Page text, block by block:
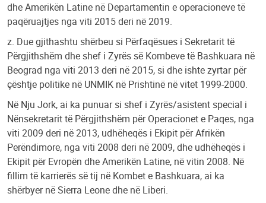
dhe Amerikën Latine në Departamentin e operacioneve të
paqëruajtjes nga viti 2015 deri në 2019.
z. Due gjithashtu shërbeu si Përfaqësues i Sekretarit të
Përgjithshëm dhe shef i Zyrës së Kombeve të Bashkuara në
Beograd nga viti 2013 deri në 2015, si dhe ishte zyrtar për
çështje politike në UNMIK në Prishtinë në vitet 1999-2000.
Në Nju Jork, ai ka punuar si shef i Zyrës/asistent special i
Nënsekretarit të Përgjithshëm për Operacionet e Paqes, nga
viti 2009 deri në 2013, udhëheqës i Ekipit për Afrikën
Perëndimore, nga viti 2008 deri në 2009, dhe udhëheqës i
Ekipit për Evropën dhe Amerikën Latine, në vitin 2008. Në
fillim të karrierës së tij në Kombet e Bashkuara, ai ka
shërbyer në Sierra Leone dhe në Liberi.